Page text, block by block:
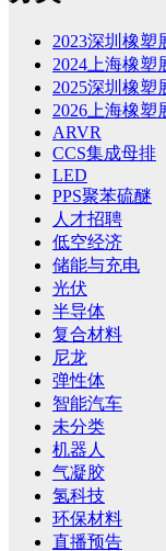
2023深圳橡塑
2024上海橡塑
2025深圳橡塑
2026上海橡塑
ARVR
CCS集成母排
LED
PPS聚苯硫醚
人才招聘
低空经济
储能与充电
光伏
半导体
复合材料
尼龙
弹性体
智能汽车
未分类
机器人
气凝胶
氢科技
环保材料
直播预告